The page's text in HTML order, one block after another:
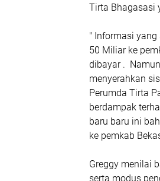
Tirta Bhagasasi
" Informasi yang
50 Miliar ke
dibayar .
menyerahkan
Perumda Tirta
berdampak
baru baru ini
ke pemkab
Greggy menilai
serta modus